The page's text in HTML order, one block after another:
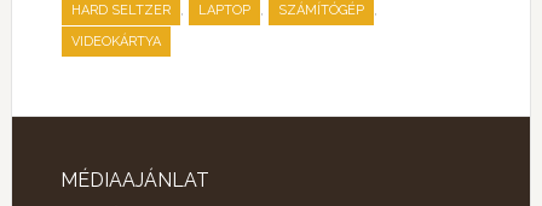
HARD SELTZER , LAPTOP , SZÁMÍTÓGÉP ,
VIDEOKÁRTYA
MÉDIAAJÁNLAT